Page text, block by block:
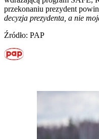
przekonaniu prezydent
decyzja prezydenta, a nie
Źródło: PAP